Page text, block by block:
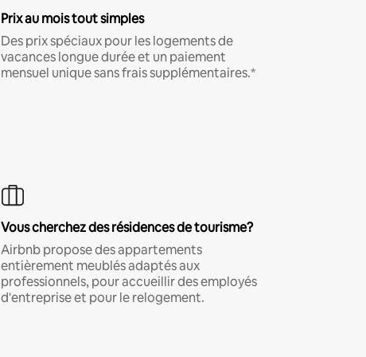
Prix au mois tout simples
Des prix spéciaux pour les logements de
vacances longue durée et un paiement
mensuel unique sans frais supplémentaires.*
Vous cherchez des résidences de tourisme?
Airbnb propose des appartements
entièrement meublés adaptés aux
professionnels, pour accueillir des employés
d'entreprise et pour le relogement.